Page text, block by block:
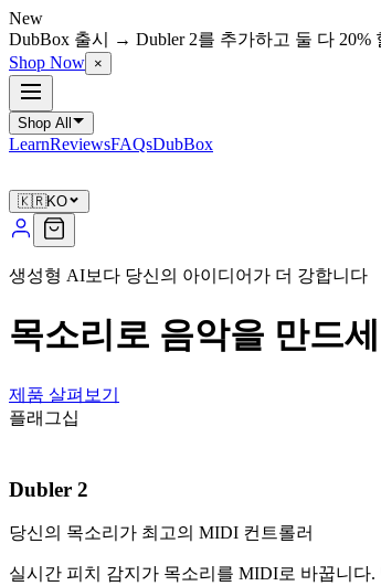
New
DubBox 출시 → Dubler 2를 추가하고 둘 다 20%
Shop Now ×
Shop All
LearnReviewsFAQsDubBox
🇰🇷KO
생성형 AI보다 당신의 아이디어가 더 강합니다
목소리로 음악을 만드
제품 살펴보기
플래그십
Dubler 2
당신의 목소리가 최고의 MIDI 컨트롤러
실시간 피치 감지가 목소리를 MIDI로 바꿉니